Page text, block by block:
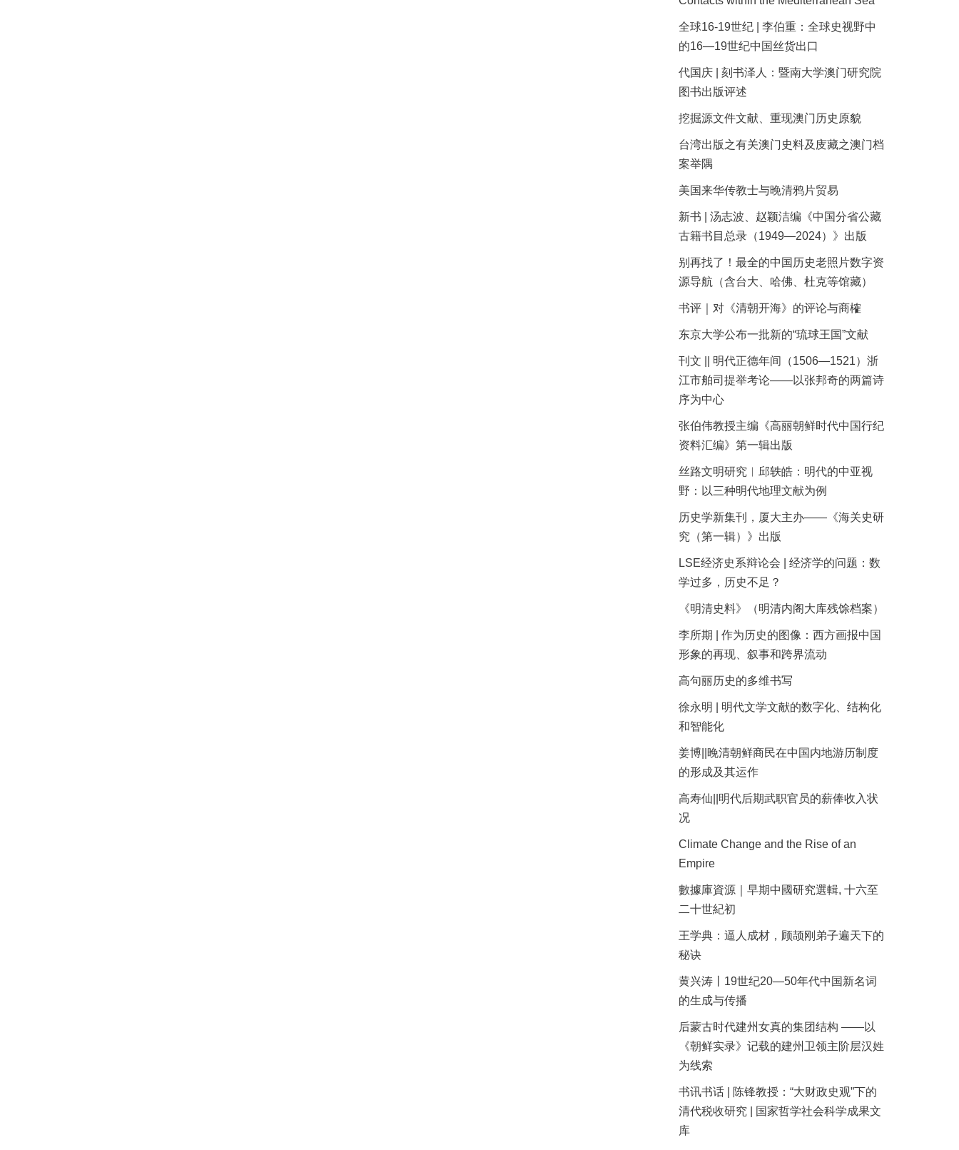
全球16-19世纪 | 李伯重：全球史视野中
的16—19世纪中国丝货出口
代国庆 | 刻书泽人：暨南大学澳门研究院
图书出版评述
挖掘源文件文献、重现澳门历史原貌
台湾出版之有关澳门史料及庋藏之澳门档
案举隅
美国来华传教士与晚清鸦片贸易
新书 | 汤志波、赵颖洁编《中国分省公藏
古籍书目总录（1949—2024）》出版
别再找了！最全的中国历史老照片数字资
源导航（含台大、哈佛、杜克等馆藏）
书评｜对《清朝开海》的评论与商榷
东京大学公布一批新的“琉球王国”文献
刊文 || 明代正德年间（1506—1521）浙
江市舶司提举考论——以张邦奇的两篇诗
序为中心
张伯伟教授主编《高丽朝鲜时代中国行纪
资料汇编》第一辑出版
丝路文明研究︱邱轶皓：明代的中亚视
野：以三种明代地理文献为例
历史学新集刊，厦大主办——《海关史研
究（第一辑）》出版
LSE经济史系辩论会 | 经济学的问题：数
学过多，历史不足？
《明清史料》（明清内阁大库残馀档案）
李所期 | 作为历史的图像：西方画报中国
形象的再现、叙事和跨界流动
高句丽历史的多维书写
徐永明 | 明代文学文献的数字化、结构化
和智能化
姜博||晚清朝鲜商民在中国内地游历制度
的形成及其运作
高寿仙||明代后期武职官员的薪俸收入状
况
Climate Change and the Rise of an
Empire
數據庫資源｜早期中國研究選輯, 十六至
二十世紀初
王学典：逼人成材，顾颉刚弟子遍天下的
秘诀
黄兴涛丨19世纪20—50年代中国新名词
的生成与传播
后蒙古时代建州女真的集团结构 ——以
《朝鲜实录》记载的建州卫领主阶层汉姓
为线索
书讯书话 | 陈锋教授：“大财政史观”下的
清代税收研究 | 国家哲学社会科学成果文
库